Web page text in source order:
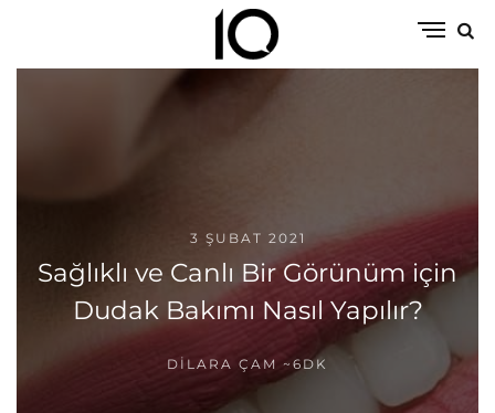
3 ŞUBAT 2021
Sağlıklı ve Canlı Bir Görünüm için
Dudak Bakımı Nasıl Yapılır?
DILARA ÇAM ~6DK